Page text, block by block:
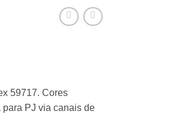
59717. Cores
PJ via canais de